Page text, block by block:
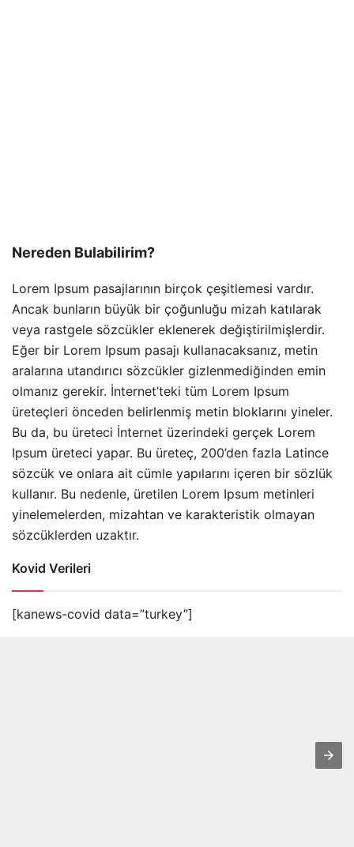
Nereden Bulabilirim?
Lorem Ipsum pasajlarının birçok çeşitlemesi vardır.
Ancak bunların büyük bir çoğunluğu mizah katılarak
veya rastgele sözcükler eklenerek değiştirilmişlerdir.
Eğer bir Lorem Ipsum pasajı kullanacaksanız, metin
aralarına utandırıcı sözcükler gizlenmediğinden emin
olmanız gerekir. İnternet’teki tüm Lorem Ipsum
üreteçleri önceden belirlenmiş metin bloklarını yineler.
Bu da, bu üreteci İnternet üzerindeki gerçek Lorem
Ipsum üreteci yapar. Bu üreteç, 200’den fazla Latince
sözcük ve onlara ait cümle yapılarını içeren bir sözlük
kullanır. Bu nedenle, üretilen Lorem Ipsum metinleri
yinelemelerden, mizahtan ve karakteristik olmayan
sözcüklerden uzaktır.
Kovid Verileri
[kanews-covid data=”turkey”]